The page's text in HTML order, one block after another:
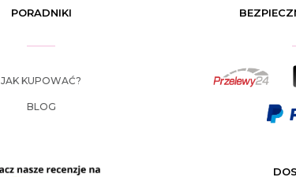
PORADNIKI
JAK KUPOWAĆ?
BLOG